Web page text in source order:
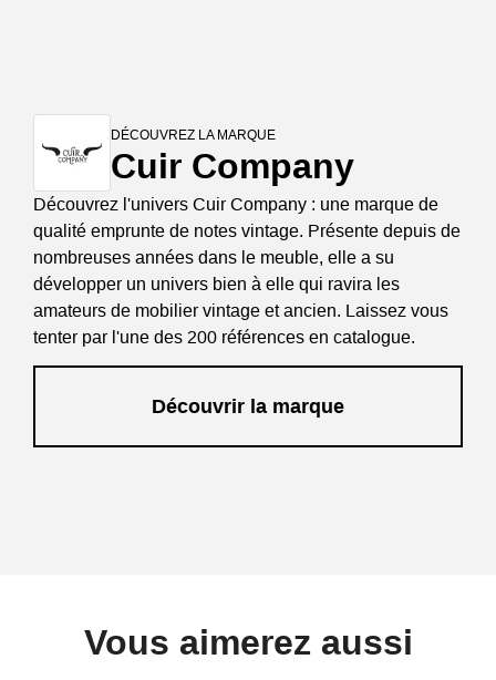
DÉCOUVREZ LA MARQUE
Cuir Company
Découvrez l'univers Cuir Company : une marque de
qualité emprunte de notes vintage. Présente depuis de
nombreuses années dans le meuble, elle a su
développer un univers bien à elle qui ravira les
amateurs de mobilier vintage et ancien. Laissez vous
tenter par l'une des 200 références en catalogue.
Découvrir la marque
Vous aimerez aussi